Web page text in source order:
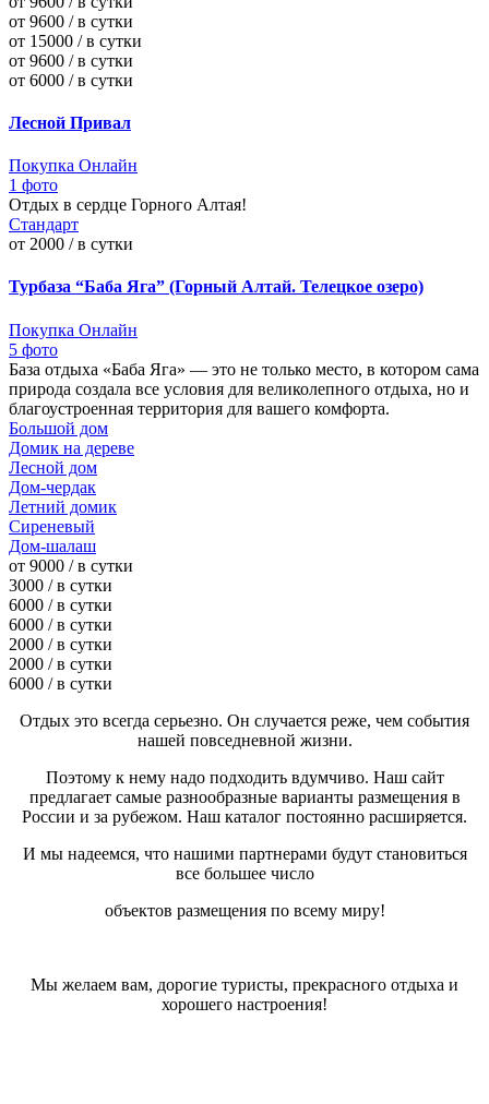
от 9600 / в сутки
от 15000 / в сутки
от 9600 / в сутки
от 6000 / в сутки
Лесной Привал
Покупка Онлайн
1 фото
Отдых в сердце Горного Алтая!
Стандарт
от 2000 / в сутки
Турбаза “Баба Яга” (Горный Алтай. Телецкое озеро)
Покупка Онлайн
5 фото
База отдыха «Баба Яга» — это не только место, в котором сама
природа создала все условия для великолепного отдыха, но и
благоустроенная территория для вашего комфорта.
Большой дом
Домик на дереве
Лесной дом
Дом-чердак
Летний домик
Сиреневый
Дом-шалаш
от 9000 / в сутки
3000 / в сутки
6000 / в сутки
6000 / в сутки
2000 / в сутки
2000 / в сутки
6000 / в сутки
Отдых это всегда серьезно. Он случается реже, чем события
нашей повседневной жизни.
Поэтому к нему надо подходить вдумчиво. Наш сайт
предлагает самые разнообразные варианты размещения в
России и за рубежом. Наш каталог постоянно расширяется.
И мы надеемся, что нашими партнерами будут становиться
все большее число
объектов размещения по всему миру!
Мы желаем вам, дорогие туристы, прекрасного отдыха и
хорошего настроения!